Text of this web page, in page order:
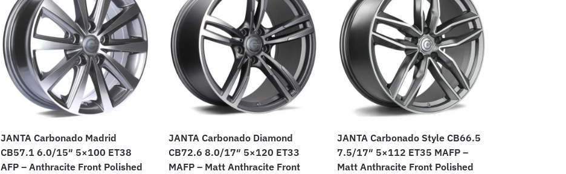
JANTA Carbonado Madrid
CB57.1 6.0/15″ 5×100 ET38
AFP – Anthracite Front Polished
JANTA Carbonado Diamond
CB72.6 8.0/17″ 5×120 ET33
MAFP – Matt Anthracite Front
JANTA Carbonado Style CB66.5
7.5/17″ 5×112 ET35 MAFP –
Matt Anthracite Front Polished